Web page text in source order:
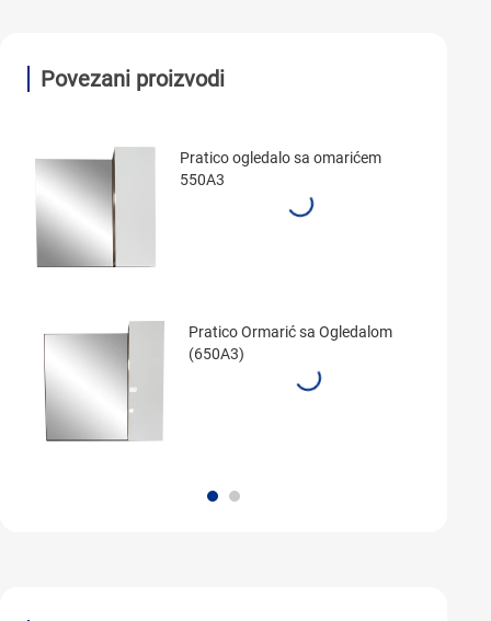
Povezani proizvodi
Pratico ogledalo sa omarićem
550A3
Pratico Ormarić sa Ogledalom
(650A3)